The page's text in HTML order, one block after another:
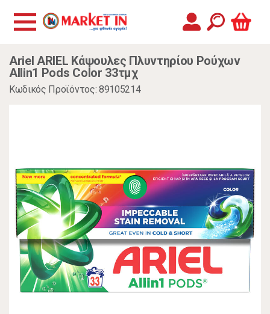
Ariel ARIEL Kάψουλες Πλυντηρίου Ρούχων
Allin1 Pods Color 33τμχ
Κωδικός Προϊόντος: 89105214